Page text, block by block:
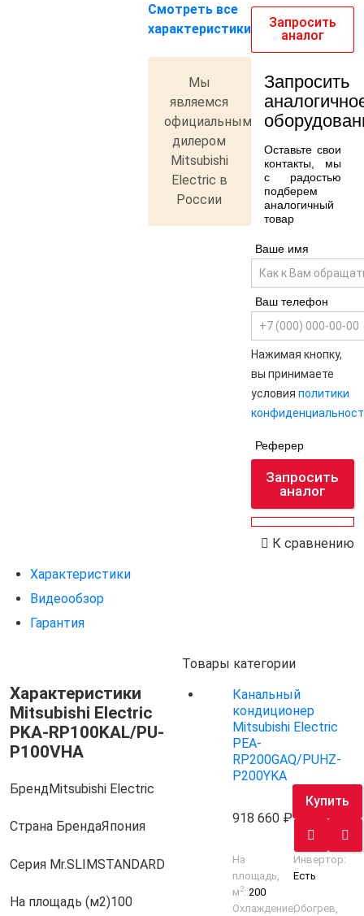
Запросить
аналог
Запросить
Оставьте свои
контакты, мы
с радостью
подберем
аналогичный
товар
Ваше имя
Ваш телефон
Нажимая кнопку,
вы принимаете
условия политики
Реферер
Запросить
аналог
К сравнению
Смотреть все
характеристики
Мы
являемся
официальным
дилером
Mitsubishi
Electric в
России
Характеристики
Видеообзор
Гарантия
Характеристики
Mitsubishi Electric
PKA-RP100KAL/PU-
P100VHA
БрендMitsubishi Electric
Страна БрендаЯпония
Серия Mr.SLIMSTANDARD
На площадь (м2)100
Товары категории
Канальный
кондиционер
Mitsubishi Electric
PEA-
RP200GAQ/PUHZ-
P200YKA
918 660
Купить
На
площадь,
м2:200
Инвертор:
Есть
Охлаждение,Обогрев,